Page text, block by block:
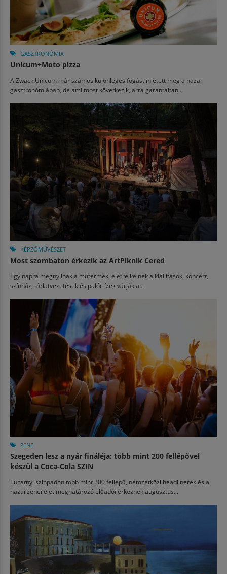
GASZTRONÓMIA
Unicum+Moto pizza
A Zwack Unicum már számos különleges fogást ihletett meg a hazai
gasztronómiában, de ami most következik, arra garantáltan...
KÉPZŐMŰVÉSZET
Most szombaton érkezik az ArtPiknik Cered
Egy napra megnyílnak a műtermek, életre kelnek a kiállítások, koncert,
színház, tárlatvezetések és palóc ízek várják a...
ZENE
Szegeden lesz a nyár fináléja: több mint 200 fellépővel
készül a Coca-Cola SZIN
Tucatnyi színpadon több mint 200 fellépő, nemzetközi headlinerek és a
hazai zenei élet meghatározó előadói érkeznek augusztus...